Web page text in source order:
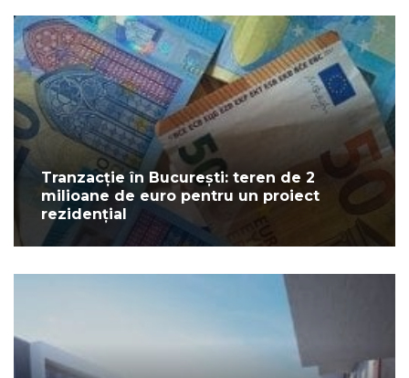
Tranzacție în București: teren de 2
milioane de euro pentru un proiect
rezidențial